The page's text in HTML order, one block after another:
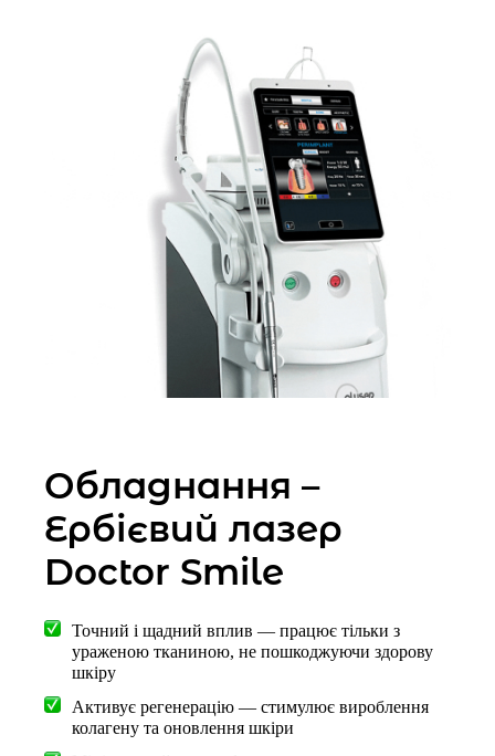
Обладнання –
Ербієвий лазер
Doctor Smile
Точний і щадний вплив — працює тільки з
ураженою тканиною, не пошкоджуючи здорову
шкіру
Активує регенерацію — стимулює вироблення
колагену та оновлення шкіри